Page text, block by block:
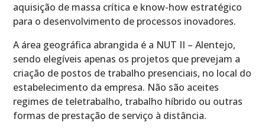
aquisição de massa crítica e know-how estratégico
para o desenvolvimento de processos inovadores.
A área geográfica abrangida é a NUT II – Alentejo,
sendo elegíveis apenas os projetos que prevejam a
criação de postos de trabalho presenciais, no local do
estabelecimento da empresa. Não são aceites
regimes de teletrabalho, trabalho híbrido ou outras
formas de prestação de serviço à distância.